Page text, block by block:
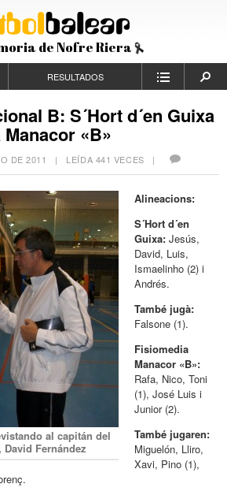
de Nofre Riera
RESULTADOS
B: S´Hort d´en Guixa
«B»
DE 2011 | LEÍDA 441 VECES |
al capitán del
Fernández
Alineacions:
S´Hort d´en
Guixa: Jesús,
David, Luis,
Ismaelinho (2) i
Andrés.
També jugà:
Falsone (1).
Fisiomedia
Manacor «B»:
Rafa, Nico, Toni
(1), José Luis i
Junior (2).
També jugaren:
Miguelón, Lliro,
Xavi, Pino (1),